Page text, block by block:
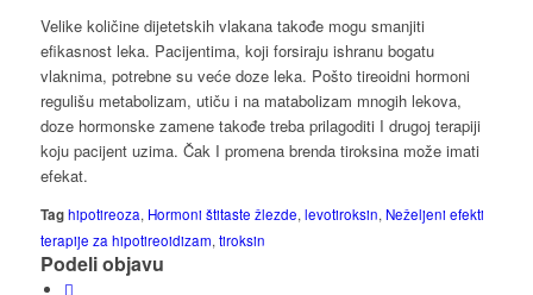
Velike količine dijetetskih vlakana takođe mogu smanjiti
efikasnost leka. Pacijentima, koji forsiraju ishranu bogatu
vlaknima, potrebne su veće doze leka. Pošto tireoidni hormoni
regulišu metabolizam, utiču i na matabolizam mnogih lekova,
doze hormonske zamene takođe treba prilagoditi I drugoj terapiji
koju pacijent uzima. Čak I promena brenda tiroksina može imati
efekat.
Tag hipotireoza, Hormoni štitaste žlezde, levotiroksin, Neželjeni efekti
terapije za hipotireoidizam, tiroksin
Podeli objavu